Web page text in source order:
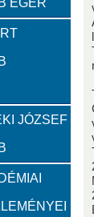
EGER
JÓZSEF